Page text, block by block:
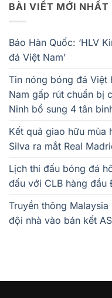
BÀI VIẾT MỚI NHẤT
Báo Hàn Quốc: ‘HLV
đá Việt Nam’
Tin nóng bóng đá
Nam gấp rút chuẩn bị
Ninh bổ sung 4 tân
Kết quả giao hữu mùa
Silva ra mắt Real
Lịch thi đấu bóng đá
đấu với CLB hàng đầu
Truyền thông
đội nhà vào bán kết